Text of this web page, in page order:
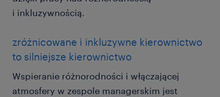
i inkluzywnością.
zróżnicowane i inkluzywne kierownictwo
to silniejsze kierownictwo
Wspieranie różnorodności i włączającej
atmosfery w zespole managerskim jest